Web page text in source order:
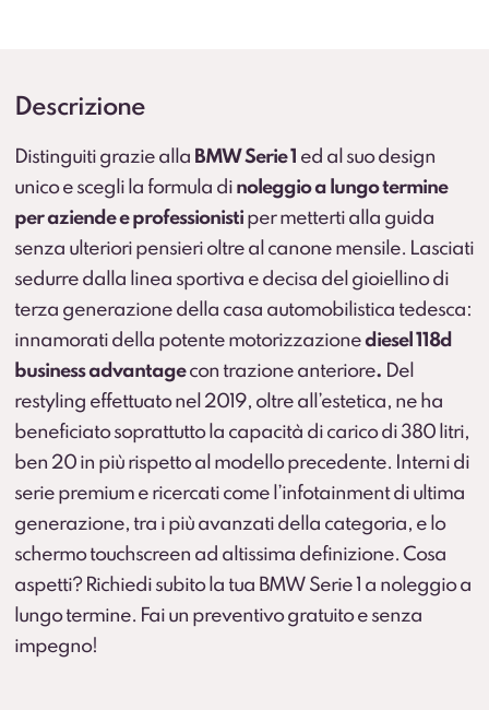
Descrizione
Distinguiti grazie alla BMW Serie 1 ed al suo design
unico e scegli la formula di noleggio a lungo termine
per aziende e professionisti per metterti alla guida
senza ulteriori pensieri oltre al canone mensile. Lasciati
sedurre dalla linea sportiva e decisa del gioiellino di
terza generazione della casa automobilistica tedesca:
innamorati della potente motorizzazionediesel 118d
business advantagecon trazione anteriore. Del
restyling effettuato nel 2019, oltre all’estetica, ne ha
beneficiato soprattutto la capacità di carico di 380 litri,
ben 20 in più rispetto al modello precedente. Interni di
serie premium e ricercati come l’infotainment di ultima
generazione, tra i più avanzati della categoria, e lo
schermo touchscreen ad altissima definizione. Cosa
aspetti? Richiedi subito la tua BMW Serie 1 a noleggio a
lungo termine. Fai un preventivo gratuito e senza
impegno!